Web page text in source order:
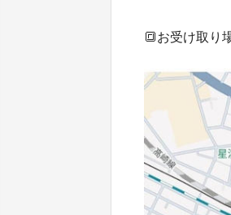
🔳お受け取り